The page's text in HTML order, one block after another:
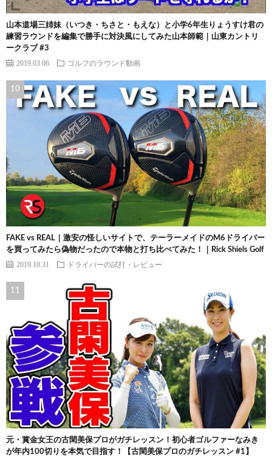
山本道場三姉妹（いつき・ちさと・もえな）と小学6年生りょうすけ君の
練習ラウンドを編集で勝手に対決風にしてみた山本師範｜山東カントリ
ークラブ #3
2019.03.06 ゴルフのラウンド動画
FAKE vs REAL｜激安の怪しいサイトで、テーラーメイドのM6ドライバー
を買ってみたら偽物だったので本物と打ち比べてみた！｜Rick Shiels Golf
2019.10.31 ドライバーの試打・レビュー
元・賞金女王の古閑美保プロがガチレッスン！初心者ゴルファーなみき
が年内100切りを本気で目指す！【古閑美保プロのガチレッスン #1】